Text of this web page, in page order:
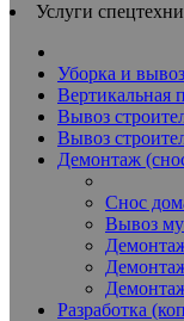
Услуги
Уборка и
Вертикальная
Вывоз
Вывоз
Демонтаж
Снос
Вывоз
Разработка